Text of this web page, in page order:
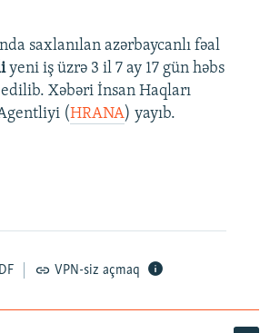
saxlanılan azərbaycanlı fəal
yeni iş üzrə 3 il 7 ay 17 gün həbs
Xəbəri İnsan Haqları
(HRANA) yayıb.
VPN-siz açmaq